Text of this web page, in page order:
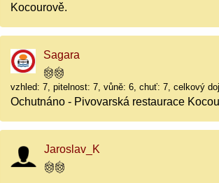
Kocourově.
Sagara
vzhled: 7, pitelnost: 7, vůně: 6, chuť: 7, celkový
Ochutnáno - Pivovarská restaurace
Jaroslav_K